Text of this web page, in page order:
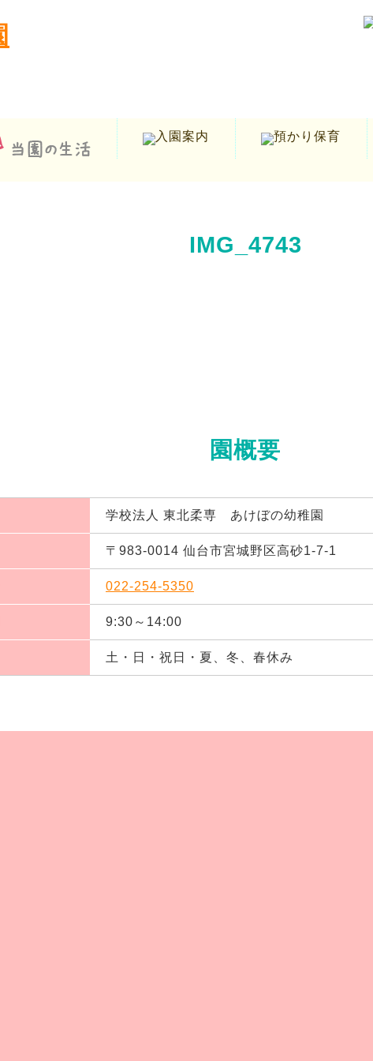
IMG_4743
園概要
学校法人 東北柔専 あけぼの幼稚園
〒983-0014 仙台市宮城野区高砂1-7-1
022-254-5350
9:30～14:00
土・日・祝日・夏、冬、春休み